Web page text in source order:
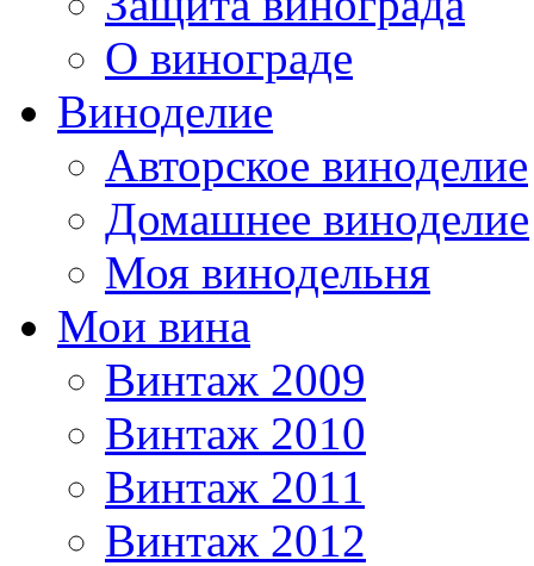
О винограде
Виноделие
Авторское виноделие
Домашнее виноделие
Моя винодельня
Мои вина
Винтаж 2009
Винтаж 2010
Винтаж 2011
Винтаж 2012